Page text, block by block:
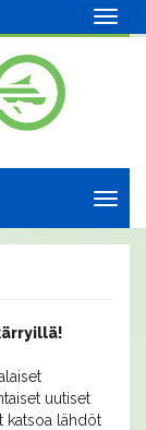
uutiset
katsoa lähdöt